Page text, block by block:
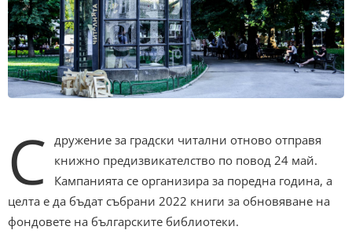
С
дружение за градски читални отново отправя
книжно предизвикателство по повод 24 май.
Кампанията се организира за поредна година, а
целта е да бъдат събрани 2022 книги за обновяване на
фондовете на българските библиотеки.